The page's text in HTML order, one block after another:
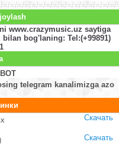
=/=/=/=/=/=/=/=/=/=/=/=/=/=/=/
www.crazymusic.uz saytiga
bog'laning: Tel:(+99891)
telegram kanalimizga azo
Скачать
Скачать